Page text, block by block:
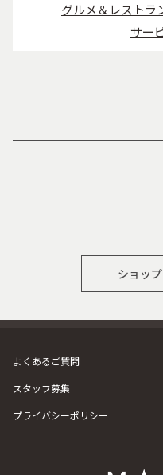
グルメ＆レストラ
サー
ショッ
よくあるご質問
スタッフ募集
プライバシーポリシー